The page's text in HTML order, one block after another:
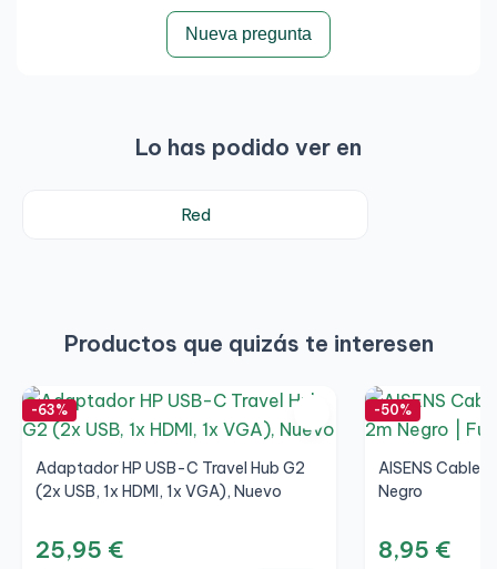
Nueva pregunta
Lo has podido ver en
Red
Productos que quizás te interesen
-63%
Adaptador HP USB-C Travel Hub G2
(2x USB, 1x HDMI, 1x VGA), Nuevo
25,95 €
-50%
AISENS Cable
Negro
8,95 €